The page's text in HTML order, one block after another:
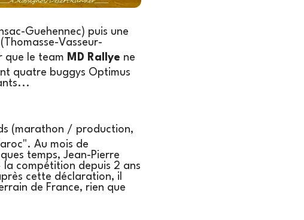
Guehennec) puis une
Vasseur-
que le team MD Rallye ne
quatre buggys Optimus
(marathon / production,
Au mois de
temps, Jean-Pierre
compétition depuis 2 ans
cette déclaration, il
de France, rien que